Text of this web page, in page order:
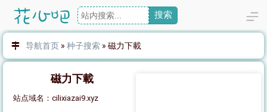
搜索
导航首页 » 种子搜索 » 磁力下載
磁力下載
站点域名：cilixiazai9.xyz